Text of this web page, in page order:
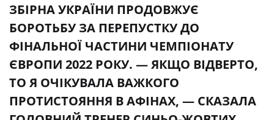
ЗБІРНА УКРАЇНИ ПРОДОВЖУЄ
БОРОТЬБУ ЗА ПЕРЕПУСТКУ ДО
ФІНАЛЬНОЇ ЧАСТИНИ ЧЕМПІОНАТУ
ЄВРОПИ 2022 РОКУ. — ЯКЩО ВІДВЕРТО,
ТО Я ОЧІКУВАЛА ВАЖКОГО
ПРОТИСТОЯННЯ В АФІНАХ, — СКАЗАЛА